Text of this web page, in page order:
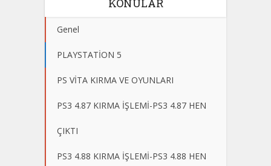
KONULAR
Genel
PLAYSTATİON 5
PS VİTA KIRMA VE OYUNLARI
PS3 4.87 KIRMA İŞLEMİ-PS3 4.87 HEN
ÇIKTI
PS3 4.88 KIRMA İŞLEMİ-PS3 4.88 HEN